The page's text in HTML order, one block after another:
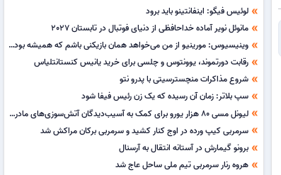
double_arrow لوئیس فیگو: اینفانتینو باید برود
double_arrow مانوئل نویر آماده خداحافظی از دنیای فوتبال در تابستان 2027
double_arrow وینیسیوس: مورینیو از من می‌خواهد همان بازیکنی باشم که همیشه بوده‌ام
double_arrow رقابت دورتموند، یوونتوس و چلسی برای خرید یانیس کنستانتلیاس
double_arrow شروع مذاکرات منچسترسیتی با پدرو نتو
double_arrow سپ بلاتر: زمان آن رسیده که یک زن رئیس فیفا شود
double_arrow لیونل مسی 80 هزار یورو برای کمک به آسیب‌دیدگان آتش‌سوزی‌های مادرید کمک کرد
double_arrow سرمربی کیپ ورده در اوج کنار کشید و سرمربی برکان مراکش شد
double_arrow برونو گیمارش در آستانه انتقال به آرسنال
double_arrow هروه رنار سرمربی تیم ملی ساحل عاج شد